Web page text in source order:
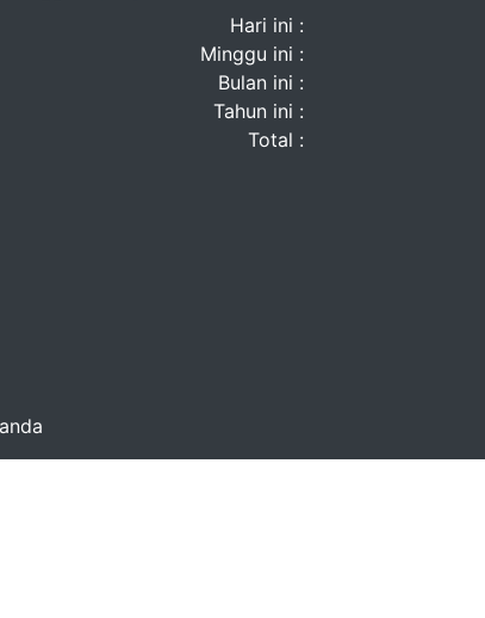
Hari ini :
Minggu ini :
Bulan ini :
Tahun ini :
Total :